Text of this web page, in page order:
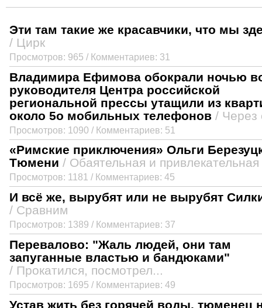
Эти там такие же красавчики, что мы
/ Цирк
Просмотров: 965 / Комментариев: 31
Владимира Ефимова обокрали ночью
руководителя Центра российской
региональной прессы утащили из
около 5о мобильных телефонов / Через
Просмотров: 1090 / Комментариев: 51
«Римские приключения» Ольги
Тюмени / Обаятельная и привлекательная
Просмотров: 1181 / Комментариев: 45
И всё же, вырубят или не вырубят
/ Сравним
Просмотров: 1389 / Комментариев: 37
Перевалово: "Жаль людей, они там
запуганные властью и бандюками"
/ Прокатился, посмотрел...
Просмотров: 1695 / Комментариев: 49
Устав жить без горячей воды, тюменец